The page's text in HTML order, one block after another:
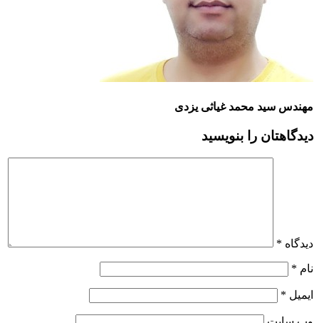
مهندس سید محمد غیاثی یزدی
دیدگاهتان را بنویسید
دیدگاه *
نام *
ایمیل *